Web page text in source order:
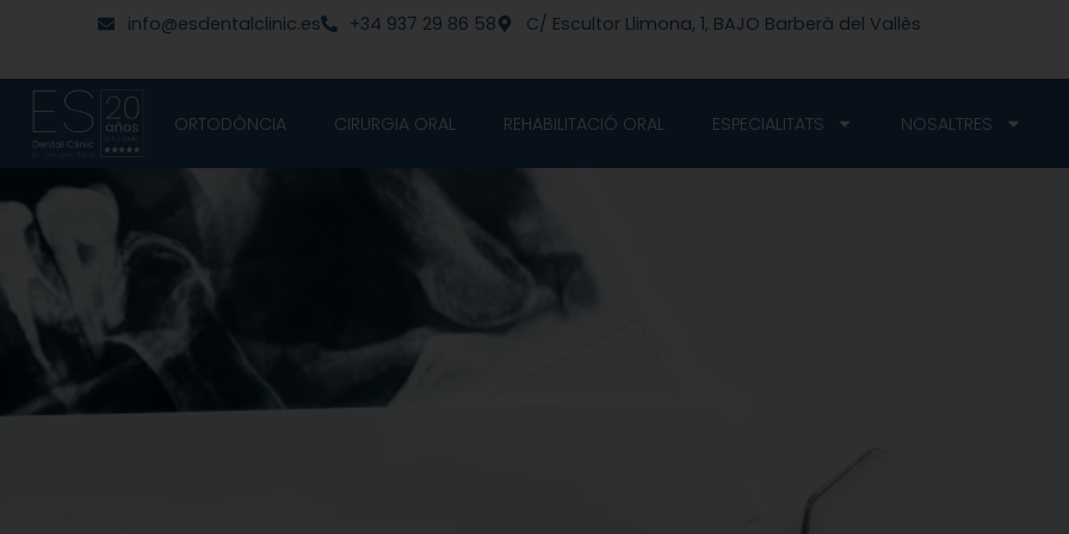
info@esdentalclinic.es +34 937 29 86 58 C/ Escultor Llimona, 1, BAJO Barberà del Vallès
ORTODÒNCIA CIRURGIA ORAL REHABILITACIÓ ORAL ESPECIALITATS NOSALTRES